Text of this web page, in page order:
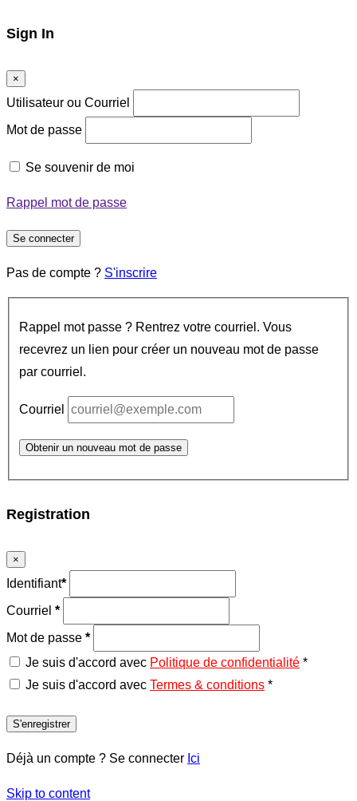
Sign In
×
Utilisateur ou Courriel
Mot de passe
Se souvenir de moi
Rappel mot de passe
Se connecter
Pas de compte ? S'inscrire
Rappel mot passe ? Rentrez votre courriel. Vous
recevrez un lien pour créer un nouveau mot de passe
par courriel.
Courriel
Obtenir un nouveau mot de passe
Registration
×
Identifiant*
Courriel *
Mot de passe *
Je suis d'accord avec Politique de confidentialité *
Je suis d'accord avec Termes & conditions *
S'enregistrer
Déjà un compte ? Se connecter Ici
Skip to content